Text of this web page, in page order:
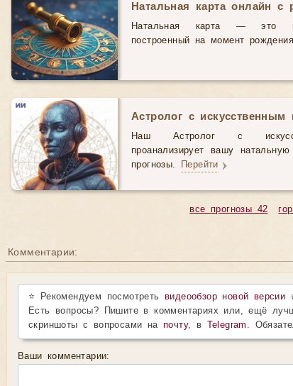
Натальная карта онлайн с
Натальная карта — это
построенный на момент
Астролог с искусственным
Наш Астролог с
проанализирует вашу
прогнозы. Перейти
все прогнозы 42
Комментарии:
⭐ Рекомендуем посмотретьвидеообзор новой версии
Есть вопросы? Пишите в комментариях или, ещё
скриншоты с вопросами напочту, в Telegram .
Ваши комментарии: